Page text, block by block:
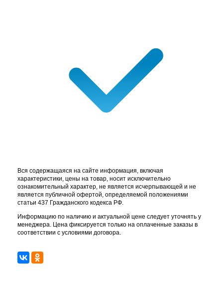
Вся содержащаяся на сайте информация, включая
характеристики, цены на товар, носит исключительно
ознакомительный характер, не является исчерпывающей и не
является публичной офертой, определяемой положениями
статьи 437 Гражданского кодекса РФ.
Информацию по наличию и актуальной цене следует уточнять у
менеджера. Цена фиксируется только на оплаченные заказы в
соответствии с условиями договора.